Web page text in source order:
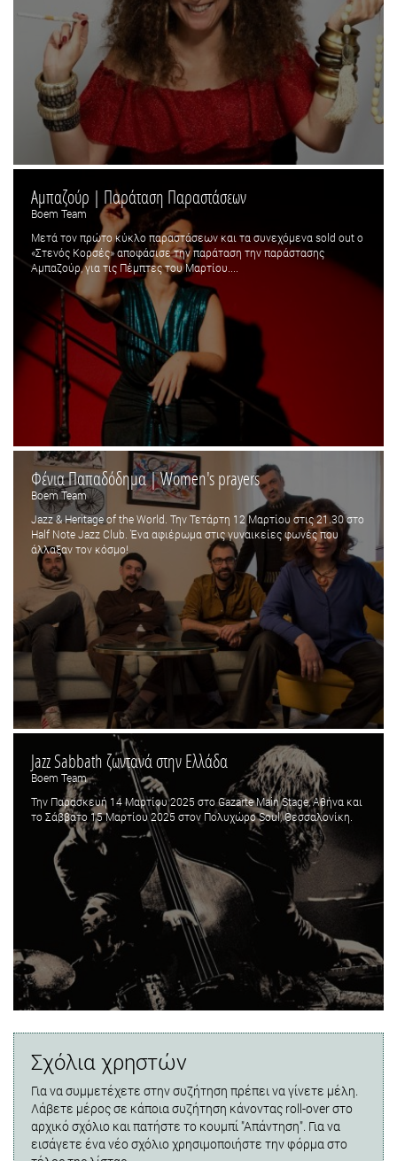
Αμπαζούρ | Παράταση Παραστάσεων
Boem Team
Μετά τον πρώτο κύκλο παραστάσεων και τα συνεχόμενα sold out ο
«Στενός Κορσές» αποφάσισε την παράταση την παράστασης
Αμπαζούρ, για τις Πέμπτες του Μαρτίου....
Φένια Παπαδόδημα | Women's prayers
Boem Team
Jazz & Heritage of the World. Την Τετάρτη 12 Μαρτίου στις 21.30 στο
Half Note Jazz Club. Ένα αφιέρωμα στις γυναικείες φωνές που
άλλαξαν τον κόσμο!
Jazz Sabbath ζωντανά στην Ελλάδα
Boem Team
Την Παρασκευή 14 Μαρτίου 2025 στο Gazarte Main Stage, Αθήνα και
το Σάββατο 15 Μαρτίου 2025 στον Πολυχώρο Soul, Θεσσαλονίκη.
Σχόλια χρηστών
Για να συμμετέχετε στην συζήτηση πρέπει να γίνετε μέλη.
Λάβετε μέρος σε κάποια συζήτηση κάνοντας roll-over στο
αρχικό σχόλιο και πατήστε το κουμπί "Απάντηση". Για να
εισάγετε ένα νέο σχόλιο χρησιμοποιήστε την φόρμα στο